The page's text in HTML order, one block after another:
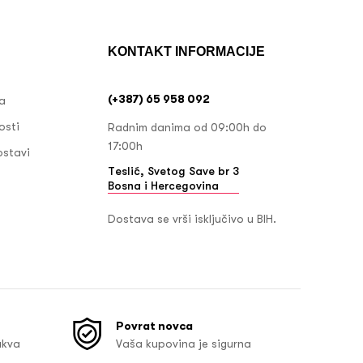
KONTAKT INFORMACIJE
(+387) 65 958 092
Radnim danima od 09:00h do
17:00h
Teslić, Svetog Save br 3
Bosna i Hercegovina
Dostava se vrši isključivo u BIH.
Povrat novca
Vaša kupovina je sigurna